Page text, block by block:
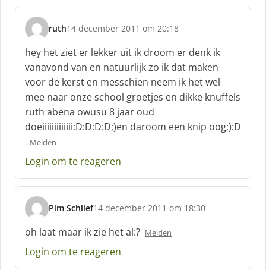
e
f
:
ruth
s
c
h
r
e
e
f
14 december 2011 om 20:18
hey het ziet er lekker uit ik droom er denk ik
vanavond van en natuurlijk zo ik dat maken
voor de kerst en messchien neem ik het wel
mee naar onze school groetjes en dikke knuffels
ruth abena owusu 8 jaar oud
doeiiiiiiiiiiiii:D:D:D:D;)en daroom een knip oog;):D
Melden
Login om te reageren
Pim Schlief
s
h
r
14 december 2011 om 18:30
oh laat maar ik zie het al:? Melden
Login om te reageren